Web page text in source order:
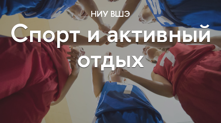
НИУ ВШЭ
Спорт и активный
отдых